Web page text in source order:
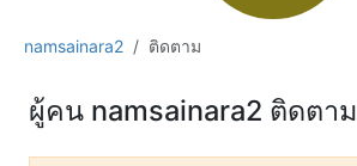
namsainara2 ติดตาม
ผู้คน namsainara2 ติดตาม